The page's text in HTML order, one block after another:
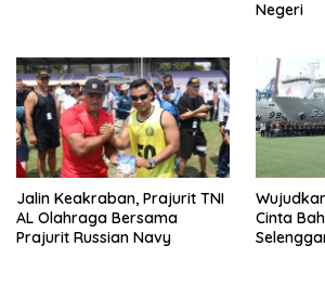
Negeri
Jalin Keakraban, Prajurit TNI
AL Olahraga Bersama
Prajurit Russian Navy
Cinta